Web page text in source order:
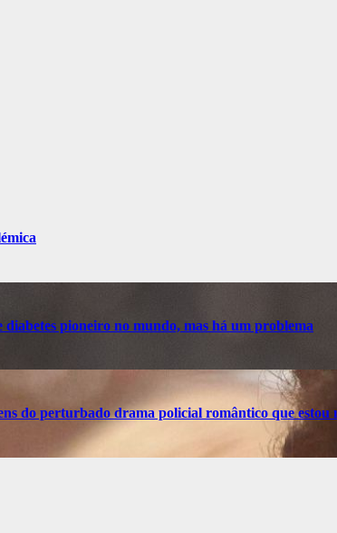
pioneiro no mundo, mas há um problema
do perturbado drama policial romântico que estou